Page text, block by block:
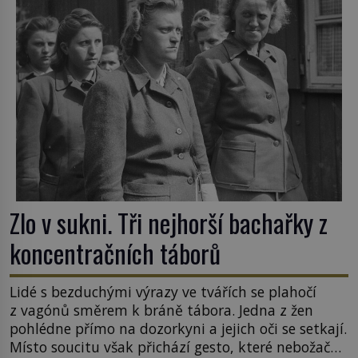
Zlo v sukni. Tři nejhorší bachařky z
koncentračních táborů
Lidé s bezduchými výrazy ve tvářích se plahočí
z vagónů směrem k bráně tábora. Jedna z žen
pohlédne přímo na dozorkyni a jejich oči se setkají.
Místo soucitu však přichází gesto, které nebožačku